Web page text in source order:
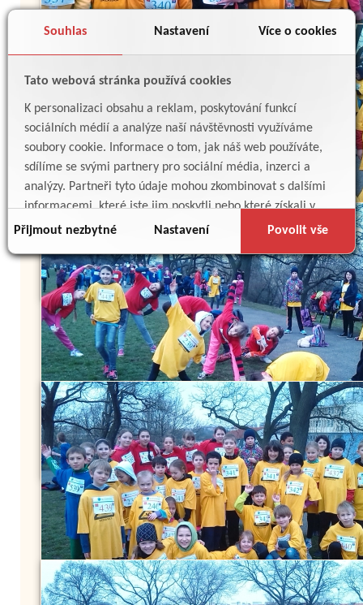
Souhlas Nastavení Více o cookies
Tato webová stránka používá cookies
K personalizaci obsahu a reklam, poskytování funkcí
sociálních médií a analýze naší návštěvnosti využíváme
soubory cookie. Informace o tom, jak náš web používáte,
sdílíme se svými partnery pro sociální média, inzerci a
analýzy. Partneři tyto údaje mohou zkombinovat s dalšími
informacemi, které jste jim poskytli nebo které získali v
důsledku toho, že používáte jejich služby.
Přijmout nezbytné Nastavení Povolit vše